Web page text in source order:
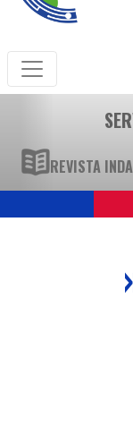
REVISTA